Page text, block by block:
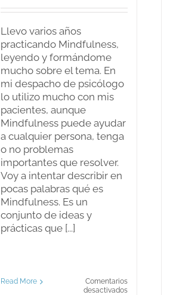
Llevo varios años
practicando Mindfulness,
leyendo y formándome
mucho sobre el tema. En
mi despacho de psicólogo
lo utilizo mucho con mis
pacientes, aunque
Mindfulness puede ayudar
a cualquier persona, tenga
o no problemas
importantes que resolver.
Voy a intentar describir en
pocas palabras qué es
Mindfulness. Es un
conjunto de ideas y
prácticas que [...]
Read More
Comentarios
desactivadosen